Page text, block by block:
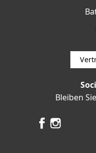
Bleiben